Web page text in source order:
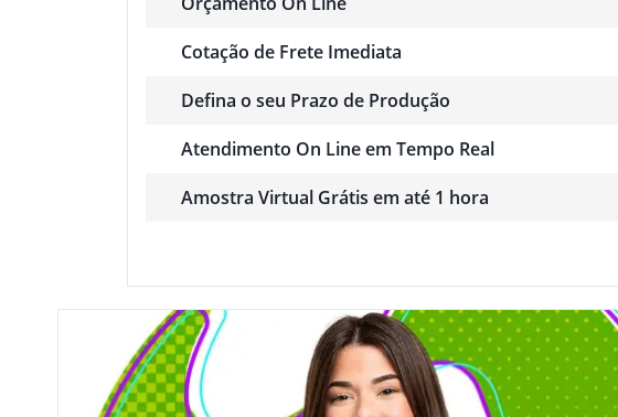
Cotação de Frete Imediata
Defina o seu Prazo de Produção
Atendimento On Line em Tempo Real
Amostra Virtual Grátis em até 1 hora